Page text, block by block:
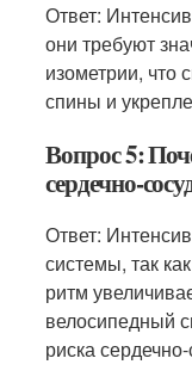
Ответ:
они требуют
изометрии, что
спины и
Вопрос 5:
сердечно-
Ответ:
системы, так
ритм
велосипедный
риска